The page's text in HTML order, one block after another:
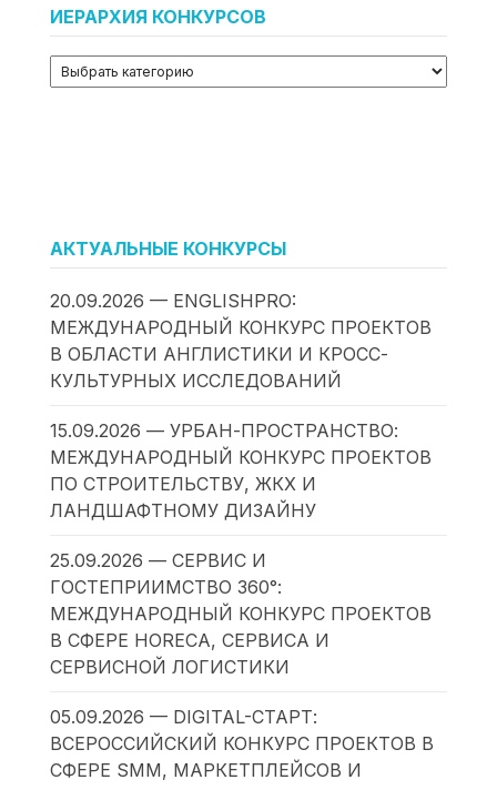
ИЕРАРХИЯ КОНКУРСОВ
АКТУАЛЬНЫЕ КОНКУРСЫ
20.09.2026 — ENGLISHPRO:
МЕЖДУНАРОДНЫЙ КОНКУРС ПРОЕКТОВ
В ОБЛАСТИ АНГЛИСТИКИ И КРОСС-
КУЛЬТУРНЫХ ИССЛЕДОВАНИЙ
15.09.2026 — УРБАН-ПРОСТРАНСТВО:
МЕЖДУНАРОДНЫЙ КОНКУРС ПРОЕКТОВ
ПО СТРОИТЕЛЬСТВУ, ЖКХ И
ЛАНДШАФТНОМУ ДИЗАЙНУ
25.09.2026 — СЕРВИС И
ГОСТЕПРИИМСТВО 360°:
МЕЖДУНАРОДНЫЙ КОНКУРС ПРОЕКТОВ
В СФЕРЕ HORECA, СЕРВИСА И
СЕРВИСНОЙ ЛОГИСТИКИ
05.09.2026 — DIGITAL-СТАРТ:
ВСЕРОССИЙСКИЙ КОНКУРС ПРОЕКТОВ В
СФЕРЕ SMM, МАРКЕТПЛЕЙСОВ И